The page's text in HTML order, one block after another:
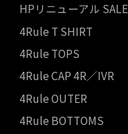
HPリニューアル SALE
4Rule T SHIRT
4Rule TOPS
4Rule CAP 4R／IVR
4Rule OUTER
4Rule BOTTOMS